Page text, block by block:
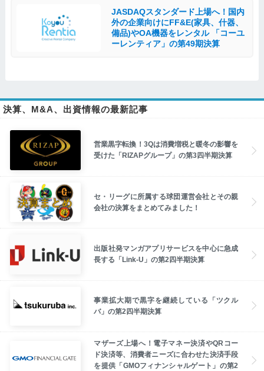
JASDAQスタンダード上場へ！国内
外の企業向けにFF&E(家具、什器、
備品)やOA機器をレンタル 「コーユ
ーレンティア」の第49期決算
決算、M&A、出資情報の最新記事
営業黒字転換！3Qは消費増税と暖冬の影響を
受けた「RIZAPグループ」の第3四半期決算
セ・リーグに所属する球団運営会社とその親
会社の決算をまとめてみました！
出版社発マンガアプリサービスを中心に急成
長する「Link-U」の第2四半期決算
事業拡大期で黒字を継続している「ツクル
バ」の第2四半期決算
マザーズ上場へ！電子マネー決済やQRコー
ド決済等、消費者ニーズに合わせた決済手段
を提供「GMOフィナンシャルゲート」の第2